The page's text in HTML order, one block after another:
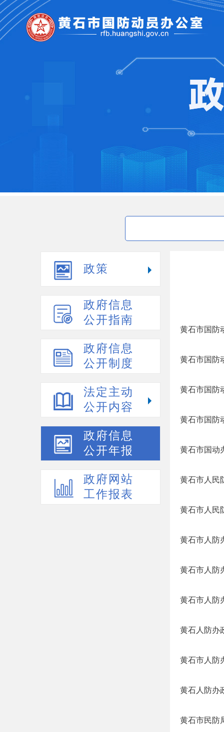
政策
政府信息
公开指南
政府信息
公开制度
法定主动
公开内容
政府信息
公开年报
政府网站
工作报表
黄石市国防
黄石市国防
黄石市国防
黄石市国防
黄石市国动
黄石市人民
黄石市人民
黄石市人防
黄石市人防
黄石市人防
黄石人防办
黄石市人防
黄石人防办
黄石市民防